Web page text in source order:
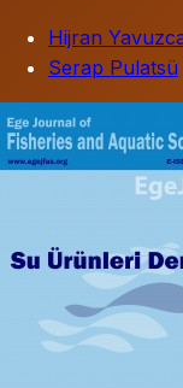
Hijran
Serap Pulatsü